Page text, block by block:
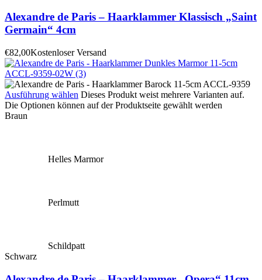
Alexandre de Paris – Haarklammer Klassisch „Saint
Germain“ 4cm
€82,00Kostenloser Versand
Ausführung wählen Dieses Produkt weist mehrere Varianten auf.
Die Optionen können auf der Produktseite gewählt werden
Braun
Helles Marmor
Perlmutt
Schildpatt
Schwarz